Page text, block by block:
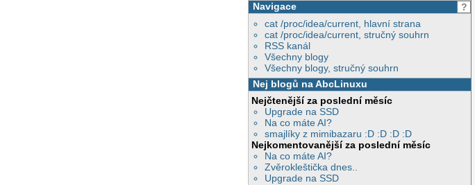
?
Navigace
cat /proc/idea/current, hlavní strana
cat /proc/idea/current, stručný souhrn
RSS kanál
Všechny blogy
Všechny blogy, stručný souhrn
Nej blogů na AbcLinuxu
Nejčtenější za poslední měsíc
Upgrade na SSD
Na co máte AI?
smajlíky z mimibazaru :D :D :D :D
Nejkomentovanější za poslední měsíc
Na co máte AI?
Zvěrokleštička dnes..
Upgrade na SSD